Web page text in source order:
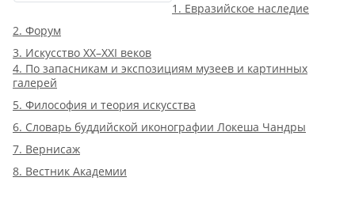
1. Евразийское наследие
2. Форум
3. Искусство XX–XXI веков
4. По запасникам и экспозициям музеев и картинных
галерей
5. Философия и теория искусства
6. Словарь буддийской иконографии Локеша Чандры
7. Вернисаж
8. Вестник Академии